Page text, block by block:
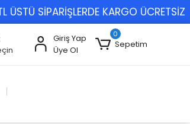
SİPARİŞLERDE KARGO ÜCRETSİZ
Giriş Yap
Üye Ol
0
Sepetim